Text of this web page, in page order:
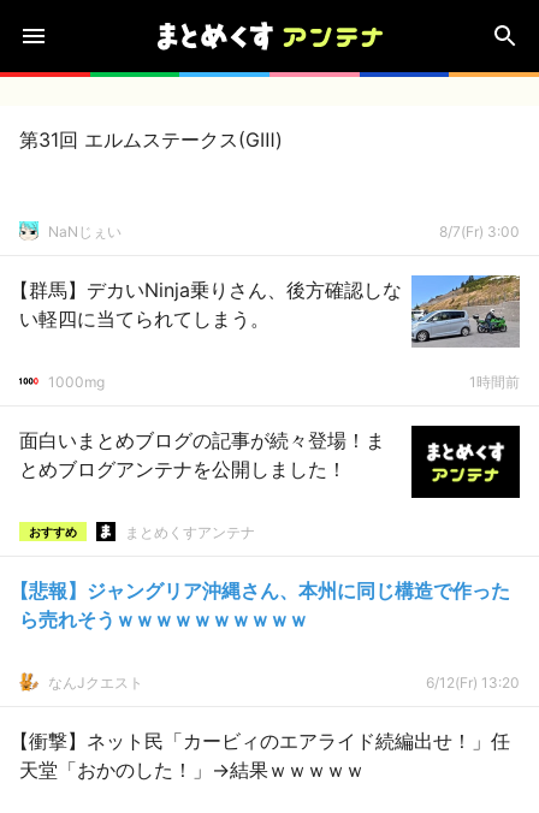
第31回 エルムステークス(GⅢ)
NaNじぇい 8/7(Fr) 3:00
【群馬】デカいNinja乗りさん、後方確認しな
い軽四に当てられてしまう。
1000mg 1時間前
面白いまとめブログの記事が続々登場！ま
とめブログアンテナを公開しました！
おすすめ まとめくすアンテナ
【悲報】ジャングリア沖縄さん、本州に同じ構造で作った
ら売れそうｗｗｗｗｗｗｗｗｗｗ
なんJクエスト 6/12(Fr) 13:20
【衝撃】ネット民「カービィのエアライド続編出せ！」任
天堂「おかのした！」→結果ｗｗｗｗｗ